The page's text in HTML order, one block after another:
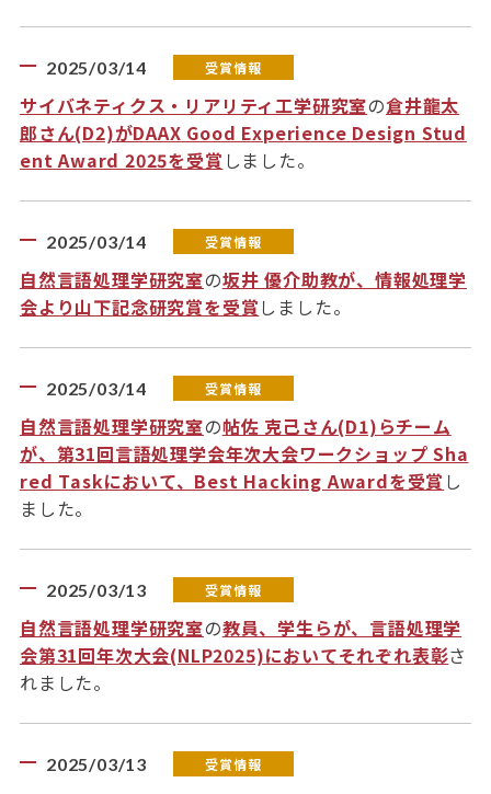
2025/03/14 受賞情報
サイバネティクス・リアリティ工学研究室の倉井龍太
郎さん(D2)がDAAX Good Experience Design Stud
ent Award 2025を受賞 しました。
2025/03/14 受賞情報
自然言語処理学研究室の坂井 優介助教が、情報処理学
会より山下記念研究賞を受賞 しました。
2025/03/14 受賞情報
自然言語処理学研究室の帖佐 克己さん(D1)らチーム
が、第31回言語処理学会年次大会ワークショップ Sha
red Taskにおいて、Best Hacking Awardを受賞 し
ました。
2025/03/13 受賞情報
自然言語処理学研究室の教員、学生らが、言語処理学
会第31回年次大会(NLP2025)においてそれぞれ表彰さ
れました。
2025/03/13 受賞情報